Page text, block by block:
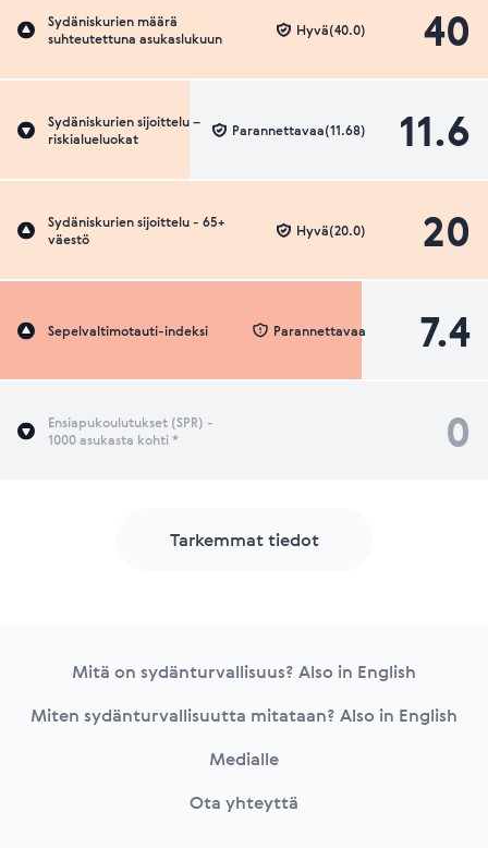
Sydäniskurien määrä
suhteutettuna asukaslukuun
40
Hyvä(40.0)
Sydäniskurien sijoittelu –
riskialueluokat
11.6
Parannettavaa(11.68)
Sydäniskurien sijoittelu - 65+
väestö
20
Hyvä(20.0)
Sepelvaltimotauti-indeksi 7.4
Parannettavaa
Ensiapukoulutukset (SPR) -
1000 asukasta kohti *
0
Tarkemmat tiedot
Mitä on sydänturvallisuus? Also in English
Miten sydänturvallisuutta mitataan? Also in English
Medialle
Ota yhteyttä